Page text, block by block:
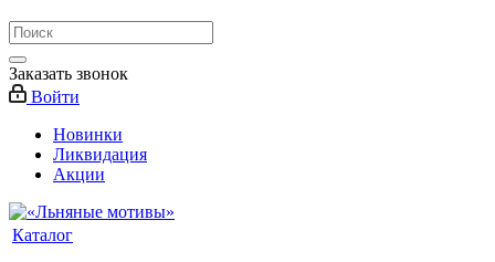
Заказать звонок
Войти
Новинки
Ликвидация
Акции
Каталог